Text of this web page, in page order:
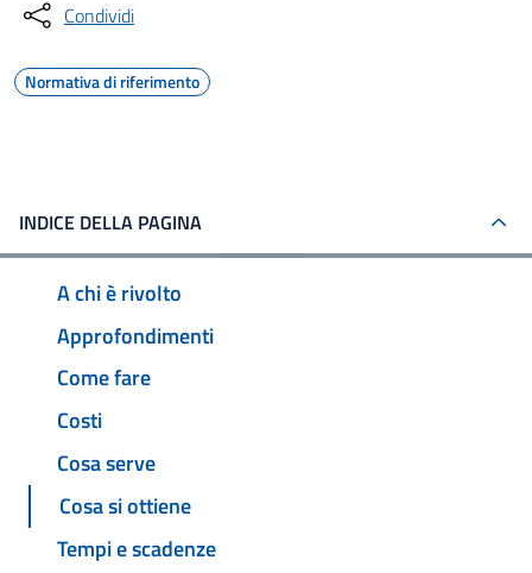
Condividi
Normativa di riferimento
INDICE DELLA PAGINA
A chi è rivolto
Approfondimenti
Come fare
Costi
Cosa serve
Cosa si ottiene
Tempi e scadenze